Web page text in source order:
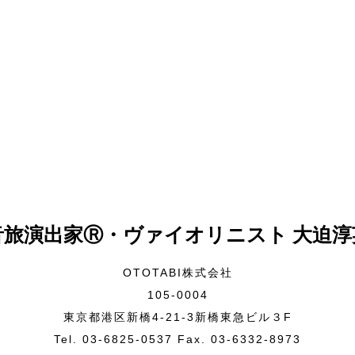
旅演出家Ⓡ・ヴァイオリニスト 大迫淳
OTOTABI株式会社
105-0004
東京都港区新橋4-21-3新橋東急ビル３F
Tel. 03-6825-0537 Fax. 03-6332-8973